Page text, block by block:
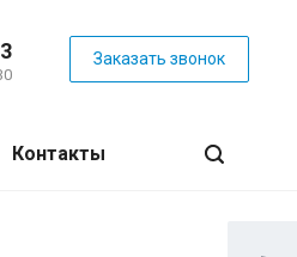
Заказать звонок
Контакты